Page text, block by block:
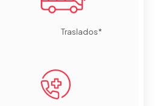
Traslados*